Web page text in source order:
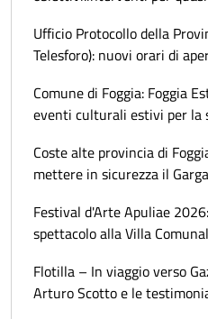
Ufficio Protocollo della
Telesforo): nuovi orari di
Comune di Foggia: Foggia
eventi culturali estivi per la
Coste alte provincia di
mettere in sicurezza il
Festival d'Arte Apuliae
spettacolo alla Villa
Flotilla – In viaggio verso
Arturo Scotto e le